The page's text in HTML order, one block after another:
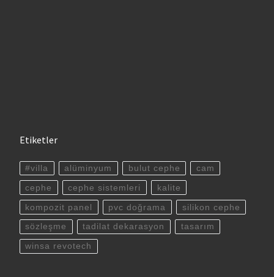
Etiketler
#villa alüminyum bulut cephe cam
cephe cephe sistemleri kalite
kompozit panel pvc doğrama silikon cephe
sözleşme tadilat dekarasyon tasarım
winsa revotech